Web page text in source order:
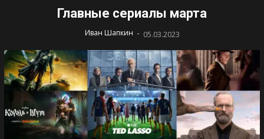
Главные сериалы марта
Иван Шапкин - 05.03.2023